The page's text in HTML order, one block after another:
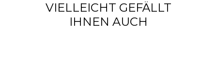
VIELLEICHT GEFÄLLT
IHNEN AUCH